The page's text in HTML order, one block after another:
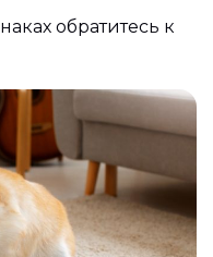
обратитесь к